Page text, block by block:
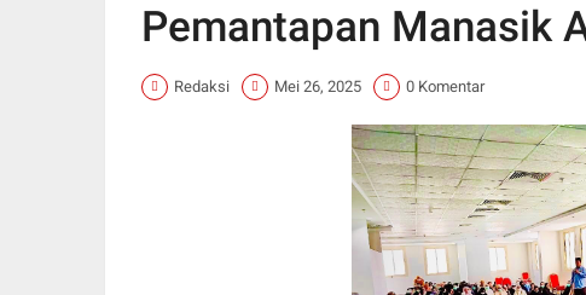
Pemantapan Manasik
Redaksi Mei 26, 2025 0 Komentar